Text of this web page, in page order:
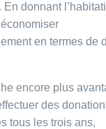
donnant
en termes de
encore plus
des
tous les trois ans,